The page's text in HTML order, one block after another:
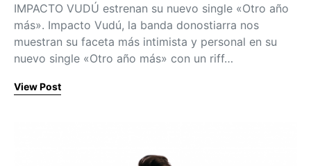
IMPACTO VUDÚ estrenan su nuevo single «Otro año
más». Impacto Vudú, la banda donostiarra nos
muestran su faceta más intimista y personal en su
nuevo single «Otro año más» con un riff…
View Post